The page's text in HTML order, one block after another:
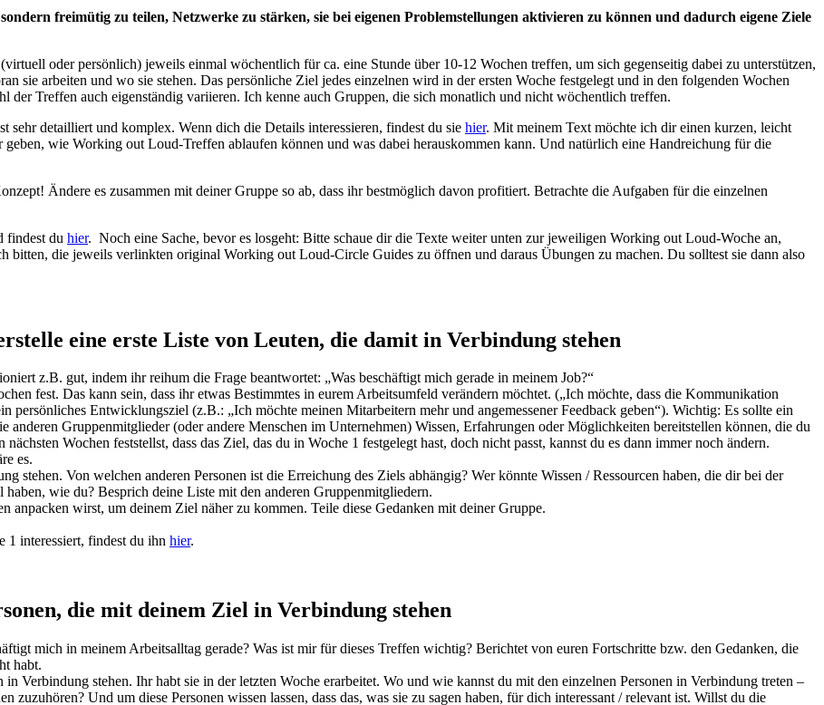
freimütig zu teilen, Netzwerke zu stärken, sie bei eigenen Problemstellungen aktivieren zu können und dadurch eigene Ziele
oder persönlich) jeweils einmal wöchentlich für ca. eine Stunde über 10-12 Wochen treffen, um sich gegenseitig dabei zu unterstützen,
sie arbeiten und wo sie stehen. Das persönliche Ziel jedes einzelnen wird in der ersten Woche festgelegt und in den folgenden Wochen
Treffen auch eigenständig variieren. Ich kenne auch Gruppen, die sich monatlich und nicht wöchentlich treffen.
detailliert und komplex. Wenn dich die Details interessieren, findest du sie hier. Mit meinem Text möchte ich dir einen kurzen, leicht
wie Working out Loud-Treffen ablaufen können und was dabei herauskommen kann. Und natürlich eine Handreichung für die
Ändere es zusammen mit deiner Gruppe so ab, dass ihr bestmöglich davon profitiert. Betrachte die Aufgaben für die einzelnen
findest du hier. Noch eine Sache, bevor es losgeht: Bitte schaue dir die Texte weiter unten zur jeweiligen Working out Loud-Woche an,
die jeweils verlinkten original Working out Loud-Circle Guides zu öffnen und daraus Übungen zu machen. Du solltest sie dann also
eine erste Liste von Leuten, die damit in Verbindung stehen
z.B. gut, indem ihr reihum die Frage beantwortet: „Was beschäftigt mich gerade in meinem Job?“
fest. Das kann sein, dass ihr etwas Bestimmtes in eurem Arbeitsumfeld verändern möchtet. („Ich möchte, dass die Kommunikation
Entwicklungsziel (z.B.: „Ich möchte meinen Mitarbeitern mehr und angemessener Feedback geben“). Wichtig: Es sollte ein
anderen Gruppenmitglieder (oder andere Menschen im Unternehmen) Wissen, Erfahrungen oder Möglichkeiten bereitstellen können, die du
Wochen feststellst, dass das Ziel, das du in Woche 1 festgelegt hast, doch nicht passt, kannst du es dann immer noch ändern.
es.
stehen. Von welchen anderen Personen ist die Erreichung des Ziels abhängig? Wer könnte Wissen / Ressourcen haben, die dir bei der
wie du? Besprich deine Liste mit den anderen Gruppenmitgliedern.
anpacken wirst, um deinem Ziel näher zu kommen. Teile diese Gedanken mit deiner Gruppe.
interessiert, findest du ihn hier.
die mit deinem Ziel in Verbindung stehen
mich in meinem Arbeitsalltag gerade? Was ist mir für dieses Treffen wichtig? Berichtet von euren Fortschritte bzw. den Gedanken, die
habt.
Verbindung stehen. Ihr habt sie in der letzten Woche erarbeitet. Wo und wie kannst du mit den einzelnen Personen in Verbindung treten –
zuzuhören? Und um diese Personen wissen lassen, dass das, was sie zu sagen haben, für dich interessant / relevant ist. Willst du die